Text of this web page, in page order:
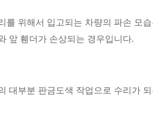
를 위해서 입고되는 차량의 파손 모
앞 휀더가 손상되는 경우입니다.
대부분 판금도색 작업으로 수리가